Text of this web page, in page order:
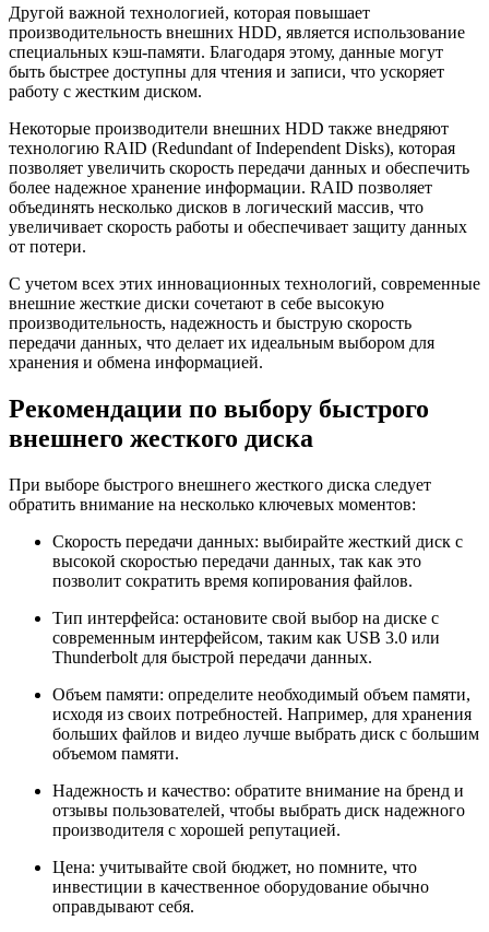
Другой важной технологией, которая повышает
производительность внешних HDD, является использование
специальных кэш-памяти. Благодаря этому, данные могут
быть быстрее доступны для чтения и записи, что ускоряет
работу с жестким диском.
Некоторые производители внешних HDD также внедряют
технологию RAID (Redundant of Independent Disks), которая
позволяет увеличить скорость передачи данных и обеспечить
более надежное хранение информации. RAID позволяет
объединять несколько дисков в логический массив, что
увеличивает скорость работы и обеспечивает защиту данных
от потери.
С учетом всех этих инновационных технологий, современные
внешние жесткие диски сочетают в себе высокую
производительность, надежность и быструю скорость
передачи данных, что делает их идеальным выбором для
хранения и обмена информацией.
Рекомендации по выбору быстрого
внешнего жесткого диска
При выборе быстрого внешнего жесткого диска следует
обратить внимание на несколько ключевых моментов:
Скорость передачи данных: выбирайте жесткий диск с
высокой скоростью передачи данных, так как это
позволит сократить время копирования файлов.
Тип интерфейса: остановите свой выбор на диске с
современным интерфейсом, таким как USB 3.0 или
Thunderbolt для быстрой передачи данных.
Объем памяти: определите необходимый объем памяти,
исходя из своих потребностей. Например, для хранения
больших файлов и видео лучше выбрать диск с большим
объемом памяти.
Надежность и качество: обратите внимание на бренд и
отзывы пользователей, чтобы выбрать диск надежного
производителя с хорошей репутацией.
Цена: учитывайте свой бюджет, но помните, что
инвестиции в качественное оборудование обычно
оправдывают себя.